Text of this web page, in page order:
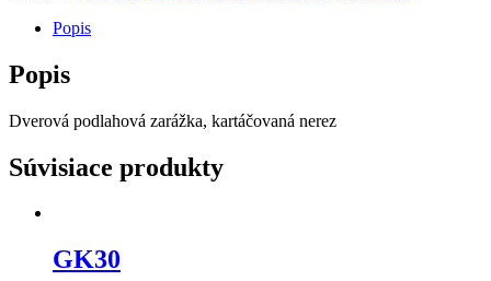
Popis
Popis
Dverová podlahová zarážka, kartáčovaná nerez
Súvisiace produkty
GK30